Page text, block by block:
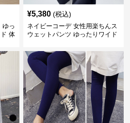
ゆっ
体
¥5,380 (税込)
ネイビーコーデ 女性用楽ちんス
ウェットパンツ ゆったりワイド